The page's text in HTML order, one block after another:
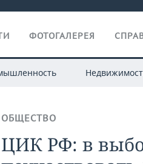
ФОТОГАЛЕРЕЯ
ОБЩЕСТВО
ЦИК РФ: в